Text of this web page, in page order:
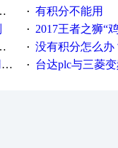
· 有积分不能用
· 2017王者之狮“鸡”情签到
· 没有积分怎么办
· 台达plc与三菱